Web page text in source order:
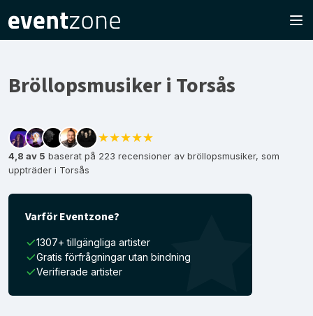
Bröllopsmusiker i Torsås
★★★★★
4,8 av 5 baserat på 223 recensioner av bröllopsmusiker, som
uppträder i Torsås
Varför Eventzone?
1307+ tillgängliga artister
Gratis förfrågningar utan bindning
Verifierade artister